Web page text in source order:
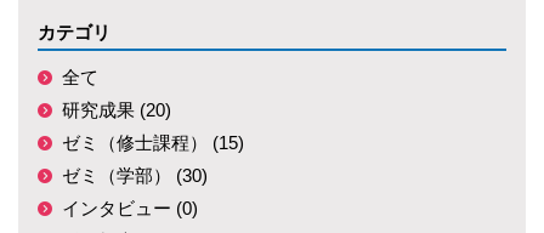
カテゴリ
全て
研究成果 (20)
ゼミ（修士課程） (15)
ゼミ（学部） (30)
インタビュー (0)